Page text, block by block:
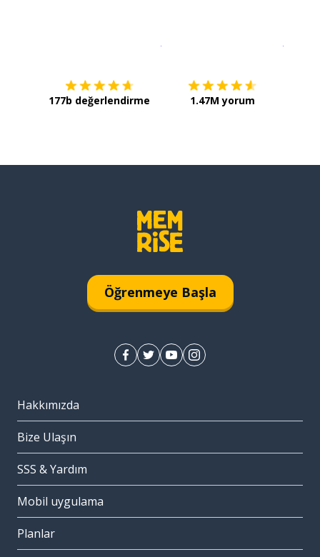
177b değerlendirme 1.47M yorum
Öğrenmeye Başla
Hakkımızda
Bize Ulaşın
SSS & Yardım
Mobil uygulama
Planlar